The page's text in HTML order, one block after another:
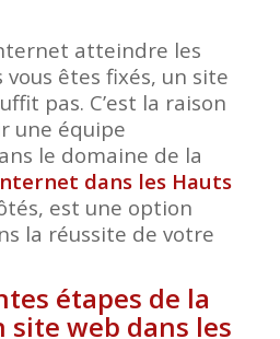
atteindre les
êtes fixés, un site
pas. C’est la raison
une équipe
le domaine de la
dans les Hauts
est une option
la réussite de votre
étapes de la
site web dans les